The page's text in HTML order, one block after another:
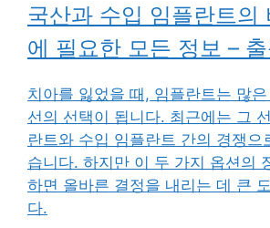
국산과 수입 임플란트의
에 필요한 모든 정보 –
치아를 잃었을 때, 임플란트는 많
선의 선택이 됩니다. 최근에는 그
란트와 수입 임플란트 간의 경쟁으
습니다. 하지만 이 두 가지 옵션의
하면 올바른 결정을 내리는 데 큰
다.